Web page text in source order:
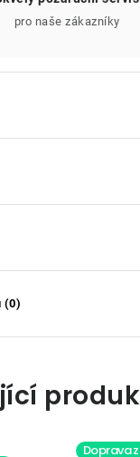
pro naše zákazníky
(0)
Doprava